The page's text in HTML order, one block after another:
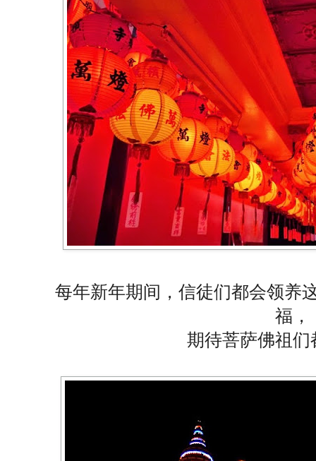
每年新年期间，信徒们都会领养
福，
期待菩萨佛祖们